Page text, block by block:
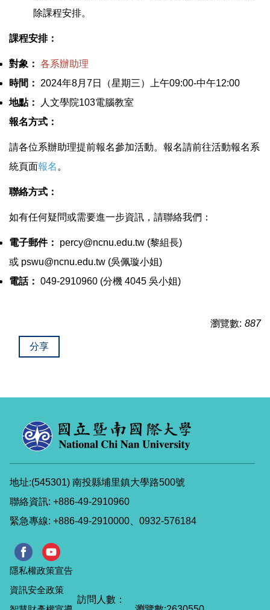
除課程安排。
課程安排：
對象： 各系辦助理
時間：
2024年8月7日（星期三）上午09:00-中午12:00
地點：
人文學院103電腦教室
報名方式：
請各位系辦助理提前報名參加活動。報名請前往活動報名系
統頁面報名 。
聯絡方式：
如有任何疑問或需要進一步資訊，請聯絡我們：
電子郵件： percy@ncnu.edu.tw (黎組長)
或 pswu@ncnu.edu.tw (吳佩璇小姐)
電話： 049-2910960 (分機 4045 吳小姐)
瀏覽數: 887
分享
地址:(545301) 南投縣埔里鎮大學路500號
聯絡資訊: +886-49-2910960
緊急專線: +886-49-2910000、0932-576184
隱私權政策宣告
資訊安全政策